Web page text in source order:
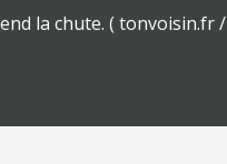
la chute. ( tonvoisin.fr /